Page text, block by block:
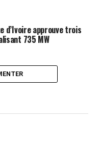
d’Ivoire approuve trois
735 MW